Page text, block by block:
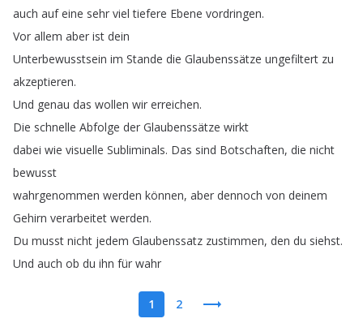
auch auf eine sehr viel tiefere Ebene vordringen.
Vor allem aber ist dein
Unterbewusstsein im Stande die Glaubenssätze ungefiltert zu
akzeptieren.
Und genau das wollen wir erreichen.
Die schnelle Abfolge der Glaubenssätze wirkt
dabei wie visuelle Subliminals. Das sind Botschaften, die nicht
bewusst
wahrgenommen werden können, aber dennoch von deinem
Gehirn verarbeitet werden.
Du musst nicht jedem Glaubenssatz zustimmen, den du siehst.
Und auch ob du ihn für wahr
1 2